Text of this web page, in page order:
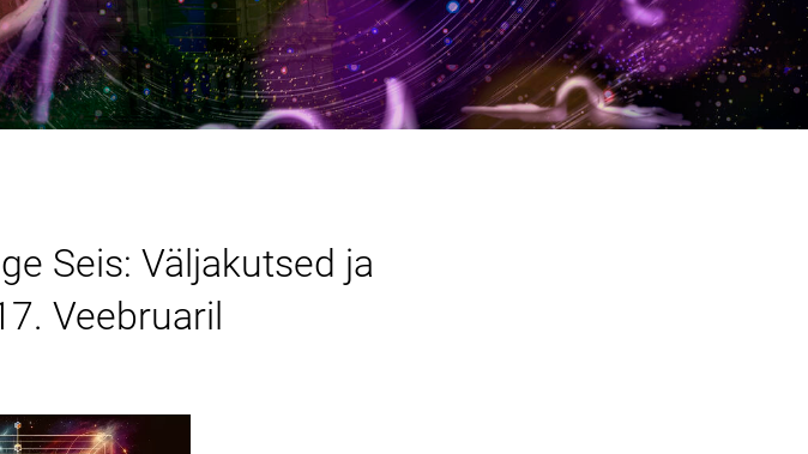
Seis: Väljakutsed ja
Veebruaril